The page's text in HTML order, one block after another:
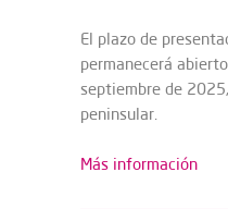
El plazo de
permanecerá
septiembre de
peninsular.
Más información